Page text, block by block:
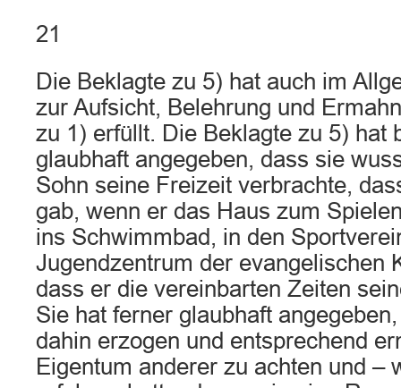
21
Die Beklagte zu 5) hat auch im
zur Aufsicht, Belehrung und
zu 1) erfüllt. Die Beklagte zu 5) hat
glaubhaft angegeben, dass sie
Sohn seine Freizeit verbrachte,
gab, wenn er das Haus zum
ins Schwimmbad, in den
Jugendzentrum der evangelischen
dass er die vereinbarten Zeiten
Sie hat ferner glaubhaft
dahin erzogen und entsprechend
Eigentum anderer zu achten und –